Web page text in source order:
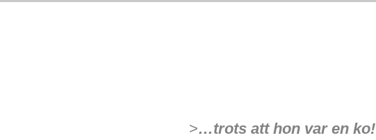
>…trots att hon var en ko!